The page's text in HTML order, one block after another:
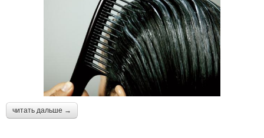
читать дальше →